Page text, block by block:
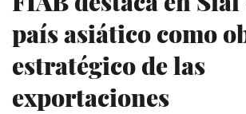
país asiático como
estratégico de las
exportaciones